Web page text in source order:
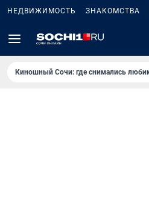
НЕДВИЖИМОСТЬ ЗНАКОМСТВА
Киношный Сочи: где снимались